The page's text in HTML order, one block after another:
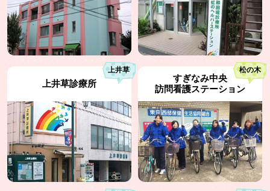
住 所：杉並区松ノ木3-23-8
診療科：内科、小児科、整形外科、
訪問診療、各種健診、予防接種
休診日：日曜・祝祭日
住 所：杉並区和田2-42-5
診療科：内科、小児科、整形外科、
漢方、リハビリ、訪問診療、
各種健診、予防接種、柔道整復
休診日：日曜・祝祭日
上井草
上井草診療所
松の木
すぎなみ中央
訪問看護ステーション